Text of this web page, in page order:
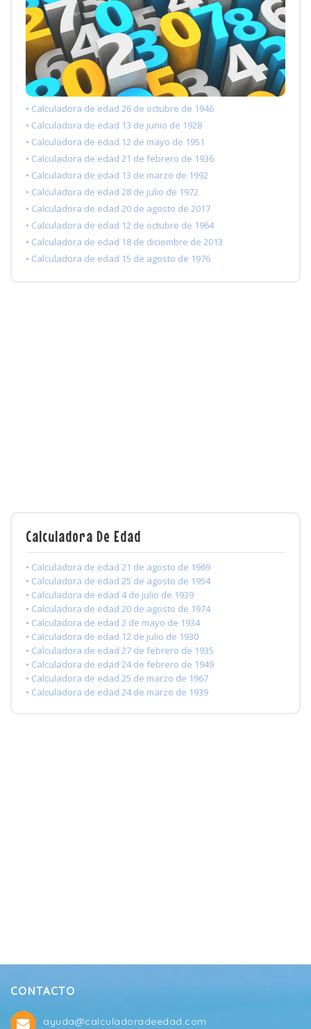
• Calculadora de edad 26 de octubre de 1946
• Calculadora de edad 13 de junio de 1928
• Calculadora de edad 12 de mayo de 1951
• Calculadora de edad 21 de febrero de 1936
• Calculadora de edad 13 de marzo de 1992
• Calculadora de edad 28 de julio de 1972
• Calculadora de edad 20 de agosto de 2017
• Calculadora de edad 12 de octubre de 1964
• Calculadora de edad 18 de diciembre de 2013
• Calculadora de edad 15 de agosto de 1976
Calculadora De Edad
• Calculadora de edad 21 de agosto de 1969
• Calculadora de edad 25 de agosto de 1954
• Calculadora de edad 4 de julio de 1939
• Calculadora de edad 20 de agosto de 1974
• Calculadora de edad 2 de mayo de 1934
• Calculadora de edad 12 de julio de 1930
• Calculadora de edad 27 de febrero de 1935
• Calculadora de edad 24 de febrero de 1949
• Calculadora de edad 25 de marzo de 1967
• Calculadora de edad 24 de marzo de 1939
CONTACTO
ayuda@calculadoradeedad.com